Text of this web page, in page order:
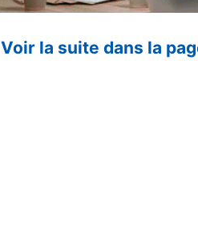
Voir la suite dans la